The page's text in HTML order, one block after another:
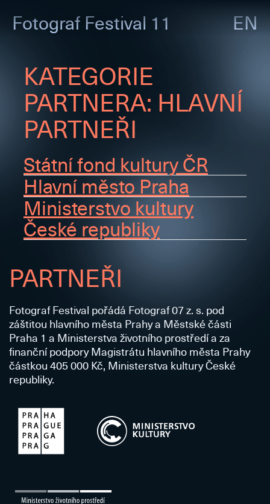
Fotograf Festival 11 EN
KATEGORIE
PARTNERA: HLAVNÍ
PARTNEŘI
Státní fond kultury ČR
Hlavní město Praha
Ministerstvo kultury
České republiky
PARTNEŘI
Fotograf Festival pořádá Fotograf 07 z. s. pod
záštitou hlavního města Prahy a Městské části
Praha 1 a Ministerstva životního prostředí a za
finanční podpory Magistrátu hlavního města Prahy
částkou 405 000 Kč, Ministerstva kultury České
republiky.